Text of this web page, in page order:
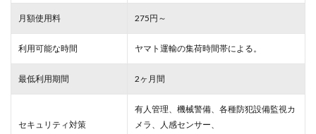
月額使用料 275円～
利用可能な時間 ヤマト運輸の集荷時間帯による。
最低利用期間 2ヶ月間
セキュリティ対策
有人管理、機械警備、各種防犯設備監視カ
メラ、人感センサー、